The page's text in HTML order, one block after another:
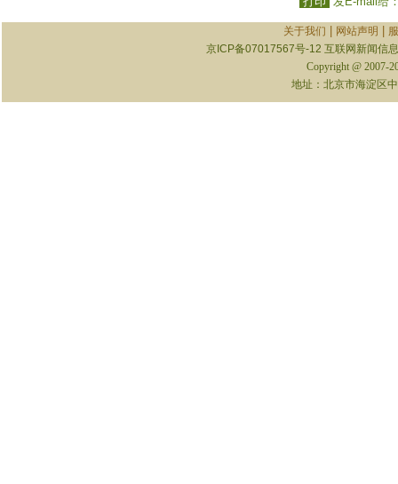
关于我们 网站声明
京ICP备07017567号-12 互联网新闻信
Copyright @ 2007-
地址：北京市海淀区